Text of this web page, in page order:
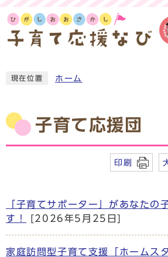
現在位置 ホーム
子育て応援団
印刷
「子育てサポーター」があなたの
す！
[2026年5月25日]
家庭訪問型子育て支援「ホームス